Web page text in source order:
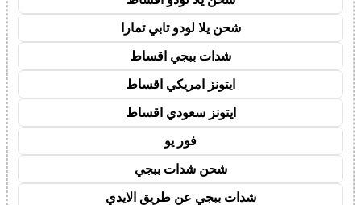
شحن يلا لودو تابي تمارا
شدات ببجي اقساط
ايتونز امريكي اقساط
ايتونز سعودي اقساط
فور يو
شحن شدات ببجي
شدات ببجي عن طريق الايدي